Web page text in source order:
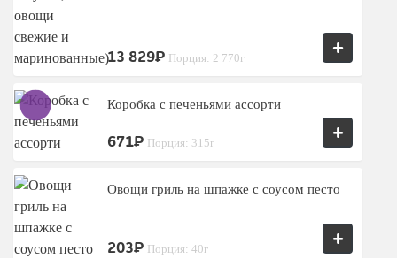
13 829₽ Порция: 2 770г +
Коробка с печеньями ассорти
671₽ Порция: 315г +
Овощи гриль на шпажке с соусом песто
203₽ Порция: 40г +